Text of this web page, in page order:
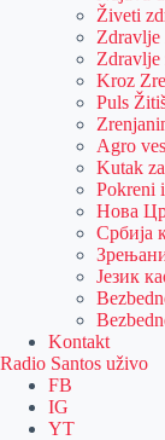
Živeti
Zdravlje
Zdravlje
Kroz
Puls
Agro
Kutak
Pokreni
Нова
Србија
Језик
Kontakt
Radio Santos uživo
FB
IG
YT